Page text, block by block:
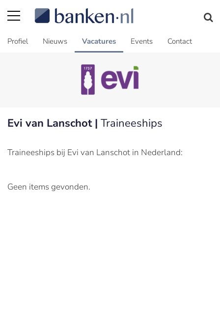
Profiel Nieuws Vacatures Events Contact
Evi van Lanschot | Traineeships
Traineeships bij Evi van Lanschot in Nederland:
Geen items gevonden.